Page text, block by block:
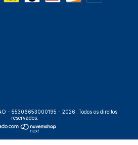
- 55306653000195 - 2026. Todos os direitos
reservados.